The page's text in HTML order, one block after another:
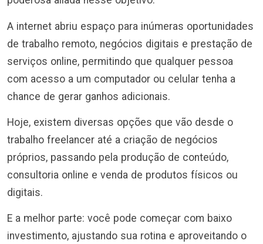
A internet abriu espaço para inúmeras oportunidades
de trabalho remoto, negócios digitais e prestação de
serviços online, permitindo que qualquer pessoa
com acesso a um computador ou celular tenha a
chance de gerar ganhos adicionais.
Hoje, existem diversas opções que vão desde o
trabalho freelancer até a criação de negócios
próprios, passando pela produção de conteúdo,
consultoria online e venda de produtos físicos ou
digitais.
E a melhor parte: você pode começar com baixo
investimento, ajustando sua rotina e aproveitando o